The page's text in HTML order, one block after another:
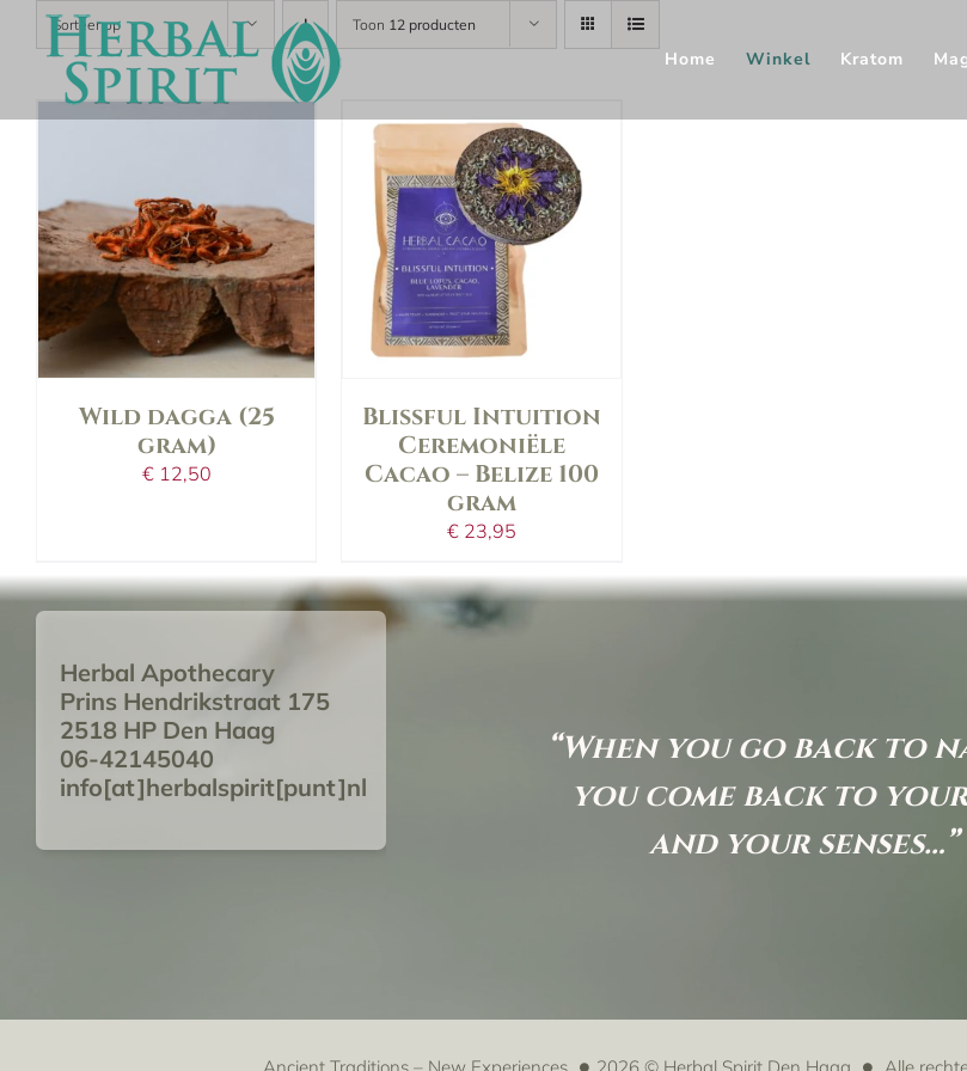
content
Home Winkel Kratom
Sorteer op Toon 12 producten
details
Wild dagga (25
gram)
€ 12,50
in shopping bag
details
Blissful Intuition
Ceremoniële
Cacao – Belize 100
gram
€ 23,95
Herbal Apothecary
Prins Hendrikstraat 175
2518 HP Den Haag
06-42145040
info[at]herbalspirit[punt]nl
“When you go back to
you come back to
and your senses…”